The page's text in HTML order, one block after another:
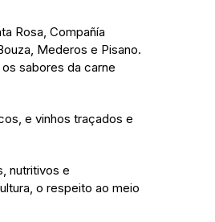
Rosa, Compañía
Mederos e Pisano.
sabores da carne
e vinhos traçados e
nutritivos e
o respeito ao meio